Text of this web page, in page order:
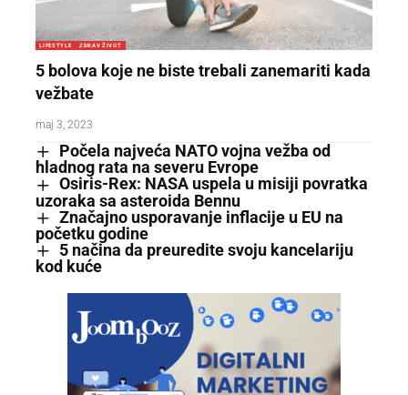
LIFESTYLE ZDRAV ŽIVOT
5 bolova koje ne biste trebali zanemariti kada
vežbate
maj 3, 2023
Počela najveća NATO vojna vežba od
hladnog rata na severu Evrope
Osiris-Rex: NASA uspela u misiji povratka
uzoraka sa asteroida Bennu
Značajno usporavanje inflacije u EU na
početku godine
5 načina da preuredite svoju kancelariju
kod kuće